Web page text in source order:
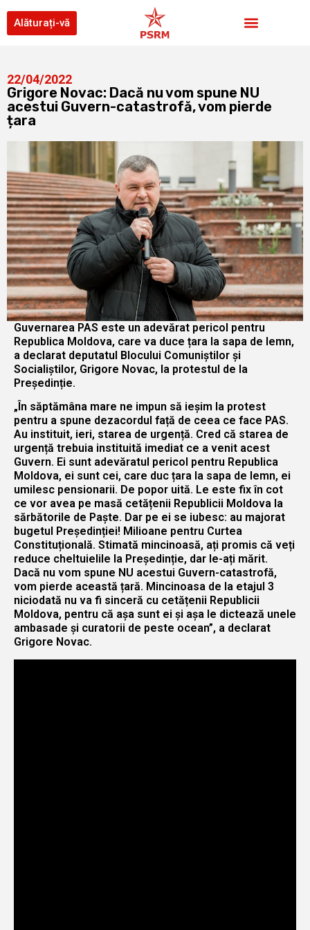
Alăturați-vă
22/04/2022
Grigore Novac: Dacă nu vom spune NU
acestui Guvern-catastrofă, vom pierde
țara
Guvernarea PAS este un adevărat pericol pentru
Republica Moldova, care va duce țara la sapa de lemn,
a declarat deputatul Blocului Comuniștilor și
Socialiștilor, Grigore Novac, la protestul de la
Președinție.
„În săptămâna mare ne impun să ieșim la protest
pentru a spune dezacordul față de ceea ce face PAS.
Au instituit, ieri, starea de urgență. Cred că starea de
urgență trebuia instituită imediat ce a venit acest
Guvern. Ei sunt adevăratul pericol pentru Republica
Moldova, ei sunt cei, care duc țara la sapa de lemn, ei
umilesc pensionarii. De popor uită. Le este fix în cot
ce vor avea pe masă cetățenii Republicii Moldova la
sărbătorile de Paște. Dar pe ei se iubesc: au majorat
bugetul Președinției! Milioane pentru Curtea
Constituțională. Stimată mincinoasă, ați promis că veți
reduce cheltuielile la Președinție, dar le-ați mărit.
Dacă nu vom spune NU acestui Guvern-catastrofă,
vom pierde această țară. Mincinoasa de la etajul 3
niciodată nu va fi sinceră cu cetățenii Republicii
Moldova, pentru că așa sunt ei și așa le dictează unele
ambasade și curatorii de peste ocean”, a declarat
Grigore Novac.